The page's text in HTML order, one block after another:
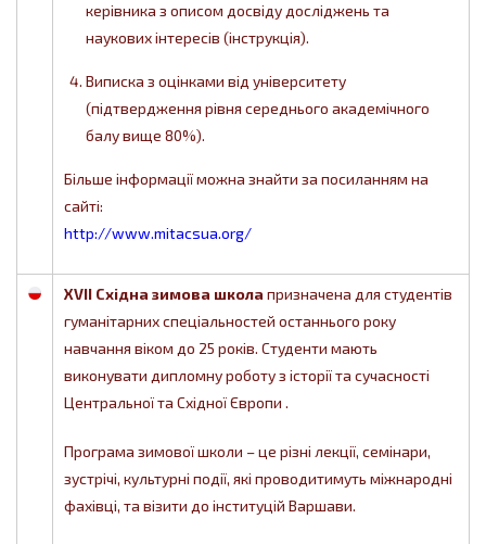
керівника з описом досвіду досліджень та
наукових інтересів (інструкція).
Виписка з оцінками від університету
(підтвердження рівня середнього академічного
балу вище 80%).
Більше інформації можна знайти за посиланням на
сайті:
http://www.mitacsua.org/
XVII Східна зимова школа призначена для студентів
гуманітарних спеціальностей останнього року
навчання віком до 25 років. Студенти мають
виконувати дипломну роботу з історії та сучасності
Центральної та Східної Європи .
Програма зимової школи – це різні лекції, семінари,
зустрічі, культурні події, які проводитимуть міжнародні
фахівці, та візити до інституцій Варшави.